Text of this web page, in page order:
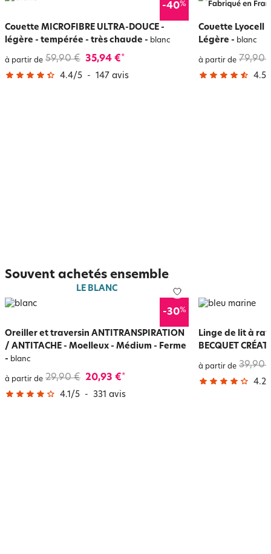
-40%
Couette MICROFIBRE ULTRA-DOUCE -
légère - tempérée - très chaude - blanc
à partir de 59,90 € 35,94 €*
4.4/5 - 147 avis
Couette Lyocell
Légère - blanc
à partir de 79,90
4.5
Souvent achetés ensemble
LE BLANC
-30%
Oreiller et traversin ANTITRANSPIRATION
/ ANTITACHE - Moelleux - Médium - Ferme
- blanc
à partir de 29,90 € 20,93 €*
4.1 /5 - 331 avis
Linge de lit à
BECQUET
à partir de 39,90
4.2